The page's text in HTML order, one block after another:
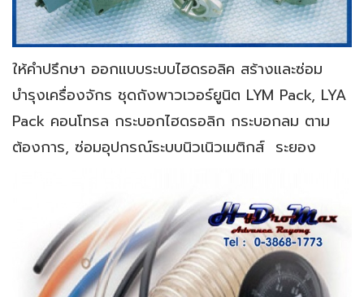
ให้คำปรึกษา ออกแบบระบบไฮดรอลิค สร้างและซ่อม
บำรุงเครื่องจักร ชุดถังพาวเวอร์ยูนิต LYM Pack, LYA
Pack คอนโทรล กระบอกไฮดรอลิก กระบอกลม ตาม
ต้องการ, ซ่อมอุปกรณ์ระบบนิวเนิวเมติกส์​ ระยอง